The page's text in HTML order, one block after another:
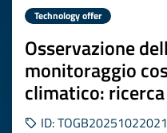
Technology offer
Osservazione
monitoraggio
climatico:
ID: TOGB20251022021